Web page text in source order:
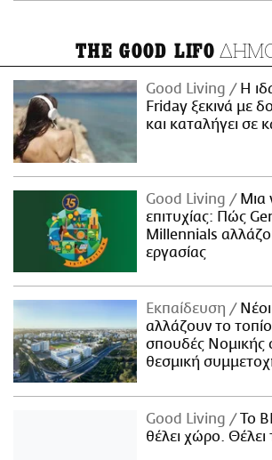
THE GOOD LIFO
Good Living
Η
Friday ξεκινά με
και καταλήγει σε
Good Living
Μια
επιτυχίας: Πώς
Millennials
εργασίας
Εκπαίδευση
Νέοι
αλλάζουν το
σπουδές Νομικής
θεσμική
Good Living
Το
θέλει χώρο. Θέλει